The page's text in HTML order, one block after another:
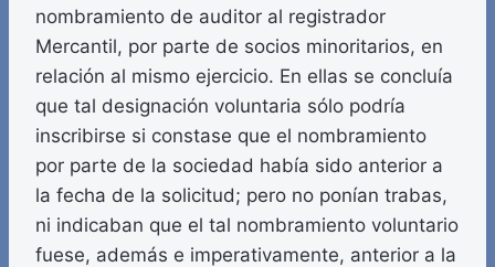
nombramiento de auditor al registrador
Mercantil, por parte de socios minoritarios, en
relación al mismo ejercicio. En ellas se concluía
que tal designación voluntaria sólo podría
inscribirse si constase que el nombramiento
por parte de la sociedad había sido anterior a
la fecha de la solicitud; pero no ponían trabas,
ni indicaban que el tal nombramiento voluntario
fuese, además e imperativamente, anterior a la